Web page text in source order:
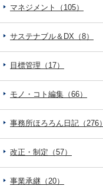
マネジメント（105）
サステナブル＆DX（8）
目標管理（17）
モノ・コト編集（66）
事務所ほろろん日記（276）
改正・制定（57）
事業承継（20）